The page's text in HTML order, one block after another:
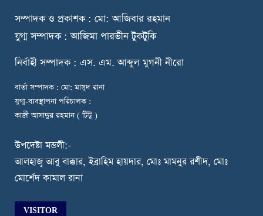
সম্পাদক ও প্রকাশক : মো: আজিবার রহমান
যুগ্ম সম্পাদক : আজিমা পারভীন টুকটুকি
নির্বাহী সম্পাদক : এস. এম. আব্দুল মুগনী নীরো
বার্তা সম্পাদক : মো: মাসুদ রানা
যুগ্ম-ব্যবস্থাপনা পরিচালক :
কাজী আসাদুর রহমান ( টিটু )
উপদেষ্টা মন্ডলী:-
আলহাজ্ব আবু বাক্কার, ইব্রাহিম হায়দার, মোঃ মামনুর রশীদ, মোঃ
মোর্শেদ কামাল রানা
VISITOR